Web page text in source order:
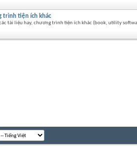
trình tiện ích khác
tài liệu hay, chương trình tiện ích khác (book, utility